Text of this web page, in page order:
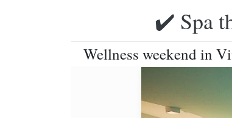
✔️ Spa
Wellness weekend in